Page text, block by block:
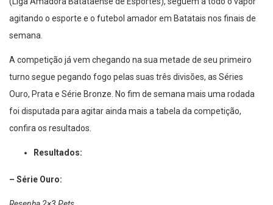
(Liga Amadora Batataense de Esportes), seguem a todo o vapor
agitando o esporte e o futebol amador em Batatais nos finais de
semana.
A competição já vem chegando na sua metade de seu primeiro
turno segue pegando fogo pelas suas três divisões, as Séries
Ouro, Prata e Série Bronze. No fim de semana mais uma rodada
foi disputada para agitar ainda mais a tabela da competição,
confira os resultados.
Resultados:
– Série Ouro: